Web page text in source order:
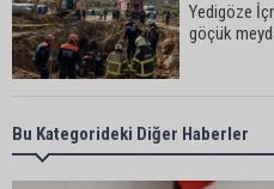
Yedigöze
göçük
Müzeyyen
Teklifi’ne
Bu Kategorideki Diğer Haberler